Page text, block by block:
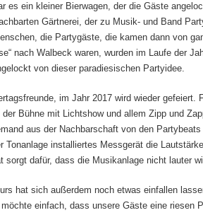
es ein kleiner Bierwagen, der die Gäste
Gärtnerei, der zu Musik- und Band
die Partygäste, die kamen dann von
nach Walbeck waren, wurden im Laufe der
von dieser paradiesischen Partyidee.
im Jahr 2017 wird wieder gefeiert.
Bühne mit Lichtshow und allem Zipp und
aus der Nachbarschaft von den
Tonanlage installiertes Messgerät die
sorgt dafür, dass die Musikanlage nicht lauter
hat sich außerdem noch etwas einfallen
möchte einfach, dass unsere Gäste eine riesen